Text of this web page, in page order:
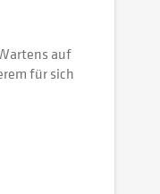
auf
für sich